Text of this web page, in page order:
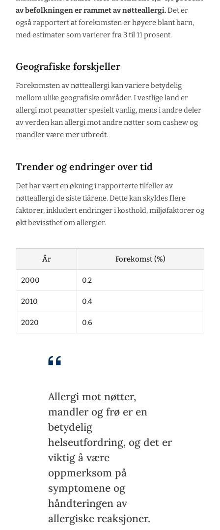
av befolkningen er rammet av nøtteallergi. Det er
også rapportert at forekomsten er høyere blant barn,
med estimater som varierer fra 3 til 11 prosent.
Geografiske forskjeller
Forekomsten av nøtteallergi kan variere betydelig
mellom ulike geografiske områder. I vestlige land er
allergi mot peanøtter spesielt vanlig, mens i andre deler
av verden kan allergi mot andre nøtter som cashew og
mandler være mer utbredt.
Trender og endringer over tid
Det har vært en økning i rapporterte tilfeller av
nøtteallergi de siste tiårene. Dette kan skyldes flere
faktorer, inkludert endringer i kosthold, miljøfaktorer og
økt bevissthet om allergier.
År Forekomst (%)
2000 0.2
2010 0.4
2020 0.6
Allergi mot nøtter,
mandler og frø er en
betydelig
helseutfordring, og det er
viktig å være
oppmerksom på
symptomene og
håndteringen av
allergiske reaksjoner.